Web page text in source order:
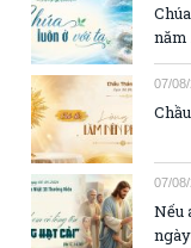
năm
07/
07/
Nếu